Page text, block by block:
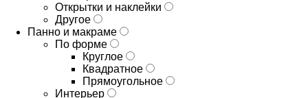
Открытки и наклейки
Другое
Панно и макраме
По форме
Круглое
Квадратное
Прямоугольное
Интерьер